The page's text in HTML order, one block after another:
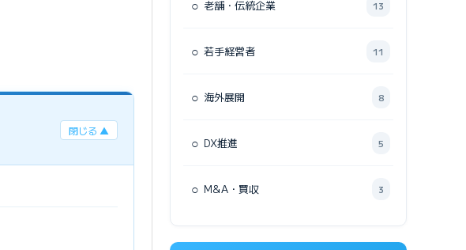
閉じる ▲
○ 老舗・伝統企業 13
○ 若手経営者 11
○ 海外展開 8
○ DX推進 5
○ M&A・買収 3